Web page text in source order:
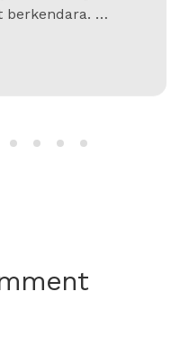
berkendara. …